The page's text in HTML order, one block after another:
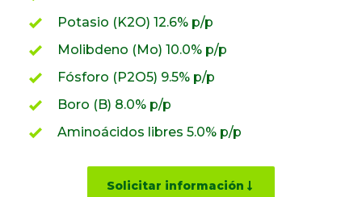
Potasio (K2O) 12.6% p/p
Molibdeno (Mo) 10.0% p/p
Fósforo (P2O5) 9.5% p/p
Boro (B) 8.0% p/p
Aminoácidos libres 5.0% p/p
Solicitar información